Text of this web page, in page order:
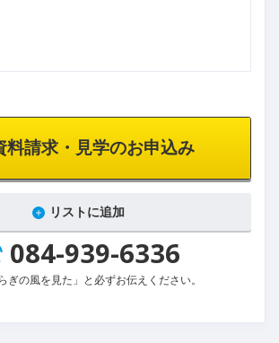
請求・見学のお申込み
リストに追加
084-939-6336
ぎの風を見た」と必ずお伝えください。